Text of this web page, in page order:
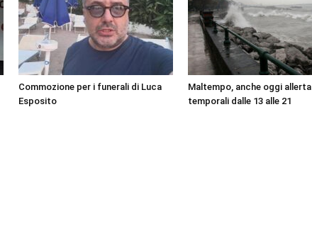
Commozione per i funerali di Luca
Esposito
Maltempo, anche oggi allerta
temporali dalle 13 alle 21